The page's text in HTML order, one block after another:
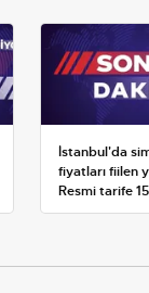
İstanbul'da
fiyatları fiilen
Resmi tarife
satışlar 20-25